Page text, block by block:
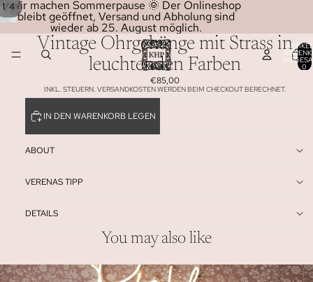
Wir machen Sommerpause 🌞 Der Onlineshop
bleibt geöffnet, Versand und Abholung sind
wieder ab 25. August möglich.
0
1/4
Vintage Ohrgehänge mit Strass in
leuchtenden Farben
€85,00
INKL. STEUERN. VERSANDKOSTEN WERDEN BEIM CHECKOUT BERECHNET.
IN DEN WARENKORB LEGEN
ABOUT
VERENAS TIPP
DETAILS
You may also like